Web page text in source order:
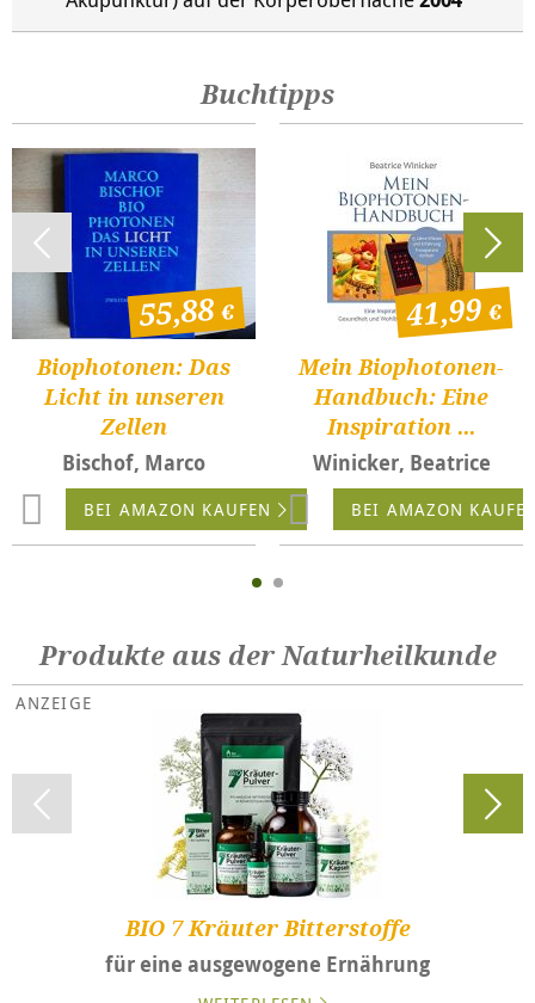
Buchtipps
Biophotonen: Das
Licht in unseren
Zellen
Bischof, Marco
55,88
BEI AMAZON KAUFEN
Mein Biophotonen-
Handbuch: Eine
Inspiration ...
Winicker, Beatrice
41,99
BEI AMAZON
Produkte aus der Naturheilkunde
BIO 7 Kräuter Bitterstoffe
für eine ausgewogene Ernährung